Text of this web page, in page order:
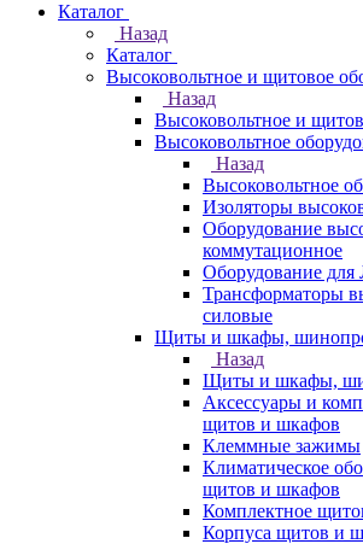
Каталог
Назад
Каталог
Высоковольтное и щитовое
Назад
Высоковольтное и
Высоковольтное
Назад
Высоковольтное
Изоляторы
Оборудование
коммутационное
Оборудование
Трансформаторы
силовые
Щиты и шкафы,
Назад
Щиты и шкафы,
Аксессуары и
щитов и шкафов
Клеммные зажимы
Климатическое
щитов и шкафов
Комплектное
Корпуса щитов и